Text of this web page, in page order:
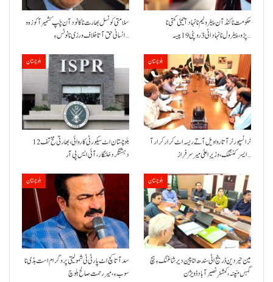
سلامتی کونسل بھارت نا کانود آن چَپ کشمیر آ کوزہ و
انسانی حق آتا خلاف ورزی نا نوٹس ءِ…
حکومت نا کنڈ آن پیٹرولیم نا نہاد آتیٹی کمتی نا
پڑو،پیٹرول نا نہاد اٹی 3 روپئی 19 پیسہ…
بلوچستان
بلوچستان اٹ سیکورٹی کاروائی، بھارتی مخ تف 12
دہشتگرد خلنگار،آئی ایس پی آر
بلوچستان
ٹرانسپورٹر آتا روا ویل آتے ریسہ اٹ کرار کرار آ
ایسر کننگک ،وزیرِ اعلیٰ میر سرفراز…
بلوچستان
سد آتا کچ اٹ پارٹی ٹی شمولیتی پروگرام است بڈی نا
سوب ءِ،میر رحمت صالح بلوچ
بلوچستان
مین حیردین ڈرینج اٹی سندھ انا پین دیر شاغنگ ءِ ہچ
گہس منپنہ،کمشنر نصیرآباد ڈویژن